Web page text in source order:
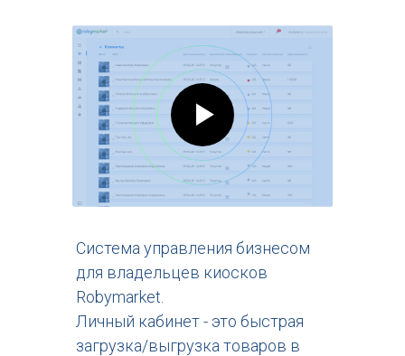
Система управления бизнесом
для владельцев киосков
Robymarket.
Личный кабинет - это быстрая
загрузка/выгрузка товаров в
Заказать презентацию